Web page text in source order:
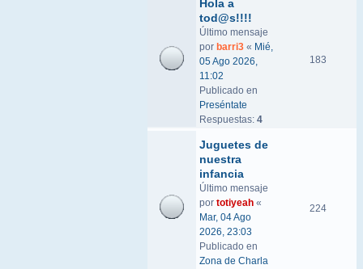
Hola a
tod@s!!!!
Último mensaje
por barri3 « Mié,
05 Ago 2026,
11:02
Publicado en
Preséntate
Respuestas: 4
183
Juguetes de
nuestra
infancia
Último mensaje
por totiyeah «
Mar, 04 Ago
2026, 23:03
Publicado en
Zona de Charla
224